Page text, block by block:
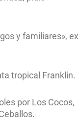
y familiares»,
tropical Franklin.
por Los Cocos,